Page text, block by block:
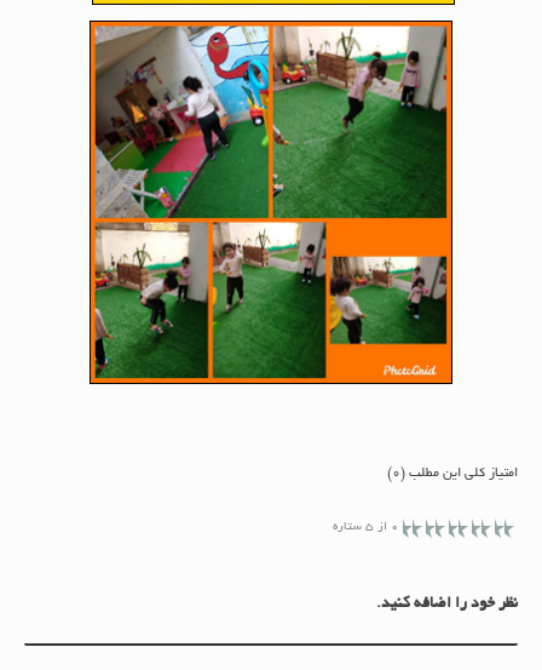
امتیاز کلی این مطلب (0)
0 از 5 ستاره
نظر خود را اضافه کنید.